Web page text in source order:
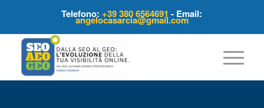
Telefono:+39 380 6564691 - Email:
angelocasarcia@gmail.com